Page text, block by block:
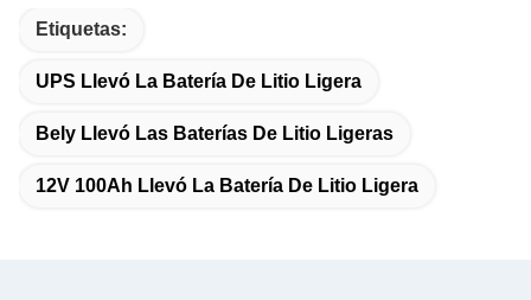
Etiquetas:
UPS Llevó La Batería De Litio Ligera
Bely Llevó Las Baterías De Litio Ligeras
12V 100Ah Llevó La Batería De Litio Ligera